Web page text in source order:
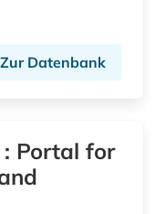
Zur Datenbank
Portal for